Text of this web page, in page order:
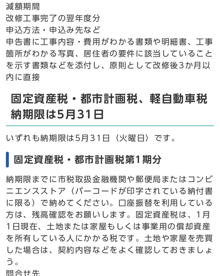
減額期間
改修工事完了の翌年度分
申込方法・申込み先など
申告書に工事内容・費用がわかる書類や明細書、工事
箇所がわかる写真、居住者の要件に該当していること
を示す書類などを添付し、原則として改修後3か月以
内に直接
固定資産税・都市計画税、軽自動車税
納期限は5月31日
いずれも納期限は5月31日（火曜日）です。
固定資産税・都市計画税第1期分
納期限までに市税取扱金融機関や郵便局またはコンビ
ニエンスストア（バーコードが印字されている納付書
に限る）で納めてください。口座振替を利用している
方は、残高確認をお願いします。固定資産税は、1月
1日現在、土地または家屋もしくは事業用の償却資産
を所有している人にかかる税です。土地や家屋を売買
した場合は、契約内容などをよく確認しておきましょ
う。
問合せ先